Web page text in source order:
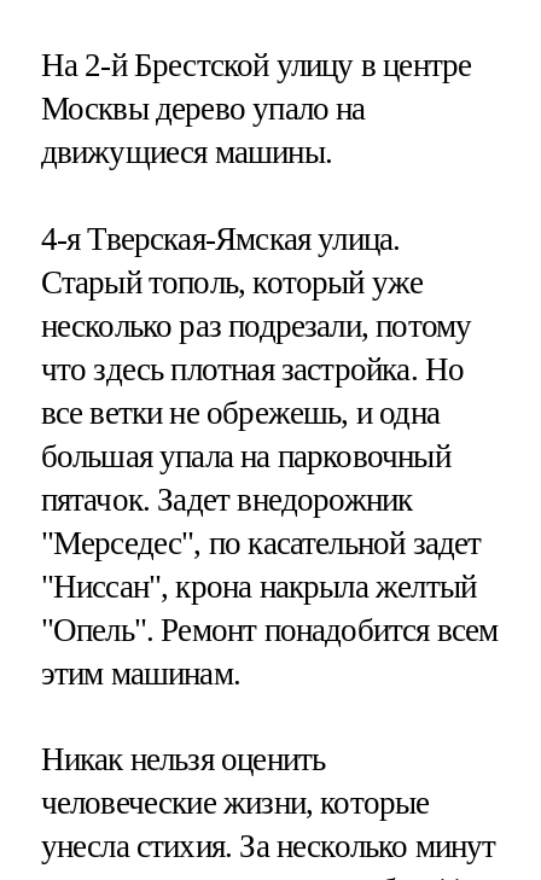
На 2-й Брестской улицу в центре
Москвы дерево упало на
движущиеся машины.
4-я Тверская-Ямская улица.
Старый тополь, который уже
несколько раз подрезали, потому
что здесь плотная застройка. Но
все ветки не обрежешь, и одна
большая упала на парковочный
пятачок. Задет внедорожник
"Мерседес", по касательной задет
"Ниссан", крона накрыла желтый
"Опель". Ремонт понадобится всем
этим машинам.
Никак нельзя оценить
человеческие жизни, которые
унесла стихия. За несколько минут